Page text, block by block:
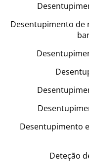
Desentupimento de
Desentupimento
Deteção